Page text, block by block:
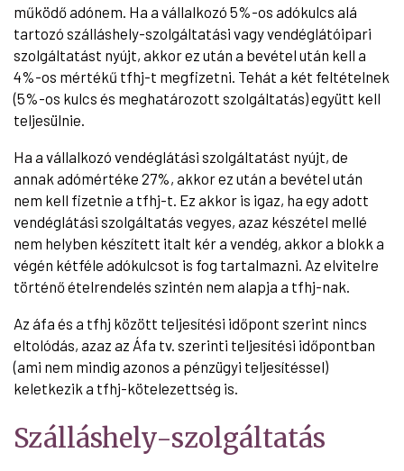
működő adónem. Ha a vállalkozó 5%-os adókulcs alá
tartozó szálláshely-szolgáltatási vagy vendéglátóipari
szolgáltatást nyújt, akkor ez után a bevétel után kell a
4%-os mértékű tfhj-t megfizetni. Tehát a két feltételnek
(5%-os kulcs és meghatározott szolgáltatás) együtt kell
teljesülnie.
Ha a vállalkozó vendéglátási szolgáltatást nyújt, de
annak adómértéke 27%, akkor ez után a bevétel után
nem kell fizetnie a tfhj-t. Ez akkor is igaz, ha egy adott
vendéglátási szolgáltatás vegyes, azaz készétel mellé
nem helyben készített italt kér a vendég, akkor a blokk a
végén kétféle adókulcsot is fog tartalmazni. Az elvitelre
történő ételrendelés szintén nem alapja a tfhj-nak.
Az áfa és a tfhj között teljesítési időpont szerint nincs
eltolódás, azaz az Áfa tv. szerinti teljesítési időpontban
(ami nem mindig azonos a pénzügyi teljesítéssel)
keletkezik a tfhj-kötelezettség is.
Szálláshely-szolgáltatás